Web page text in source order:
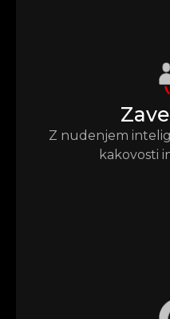
Z nudenjem
kakovosti